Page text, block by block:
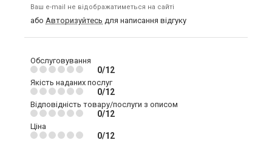
Ваш e-mail не відображатиметься на сайті
або Авторизуйтесь для написання відгуку
Обслуговування
0/12
Якість наданих послуг
0/12
Відповідність товару/послуги з описом
0/12
Ціна
0/12